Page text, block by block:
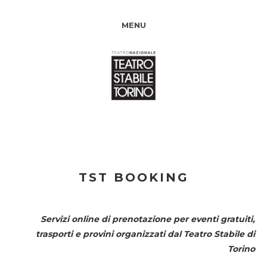
MENU
TST BOOKING
Servizi online di prenotazione per eventi gratuiti,
trasporti e provini organizzati dal Teatro Stabile di
Torino